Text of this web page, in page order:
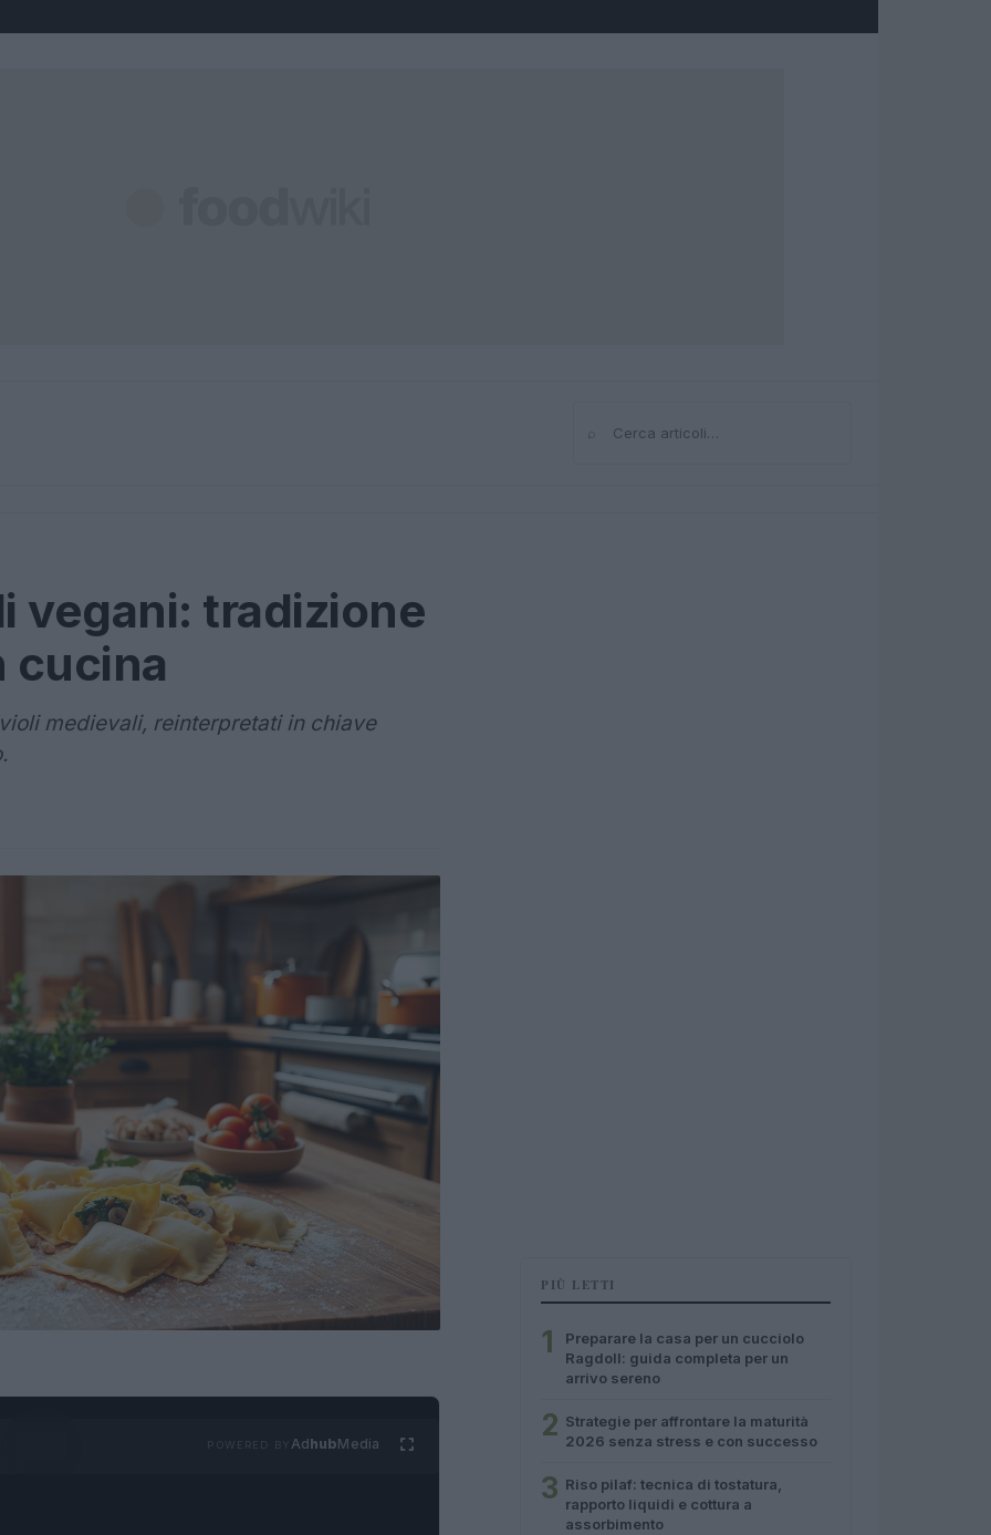
Cerca
vegani: tradizione
cucina
medievali, reinterpretati in chiave
AdhubMedia
PIÙ LETTI
1
Preparare la casa per un cucciolo
Ragdoll: guida completa per un
arrivo sereno
2 Strategie per affrontare la maturità
2026 senza stress e con successo
3 Riso pilaf: tecnica di tostatura,
rapporto liquidi e cottura a
assorbimento